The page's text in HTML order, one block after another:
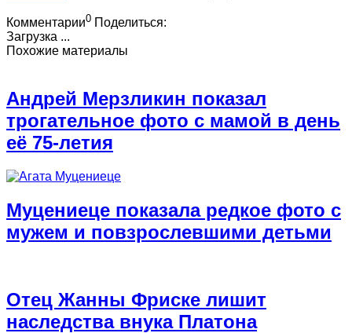
Комментарии0 Поделиться:
Загрузка ...
Похожие материалы
Андрей Мерзликин показал
трогательное фото с мамой в день
её 75-летия
Муцениеце показала редкое фото с
мужем и повзрослевшими детьми
Отец Жанны Фриске лишит
наследства внука Платона